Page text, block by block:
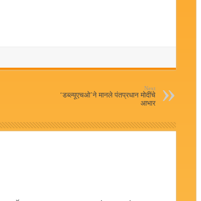
Next
‘डब्ल्यूएचओ’ने मानले पंतप्रधान मोदींचे
आभार